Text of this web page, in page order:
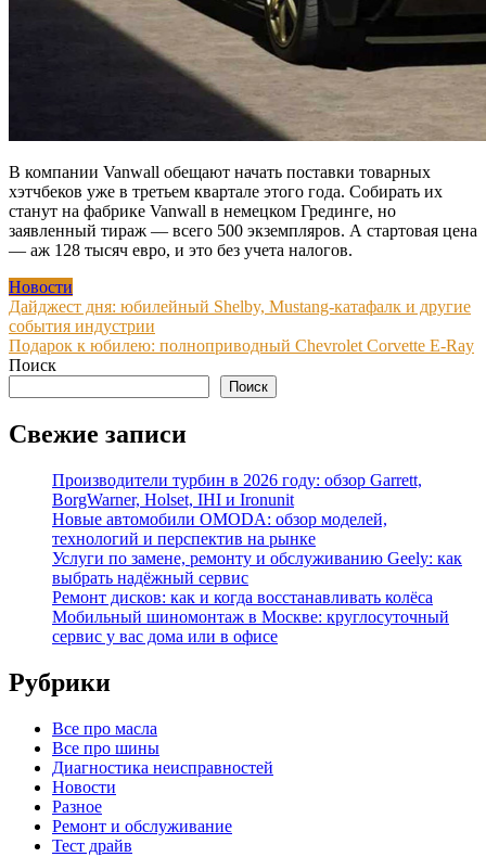
В компании Vanwall обещают начать поставки товарных
хэтчбеков уже в третьем квартале этого года. Собирать их
станут на фабрике Vanwall в немецком Грединге, но
заявленный тираж — всего 500 экземпляров. А стартовая цена
— аж 128 тысяч евро, и это без учета налогов.
Новости
Навигация
по
записям
Дайджест дня: юбилейный Shelby, Mustang-катафалк и другие
события индустрии
Подарок к юбилею: полноприводный Chevrolet Corvette E-Ray
Поиск
Поиск
Свежие записи
Производители турбин в 2026 году: обзор Garrett,
BorgWarner, Holset, IHI и Ironunit
Новые автомобили OMODA: обзор моделей,
технологий и перспектив на рынке
Услуги по замене, ремонту и обслуживанию Geely: как
выбрать надёжный сервис
Ремонт дисков: как и когда восстанавливать колёса
Мобильный шиномонтаж в Москве: круглосуточный
сервис у вас дома или в офисе
Рубрики
Все про масла
Все про шины
Диагностика неисправностей
Новости
Разное
Ремонт и обслуживание
Тест драйв